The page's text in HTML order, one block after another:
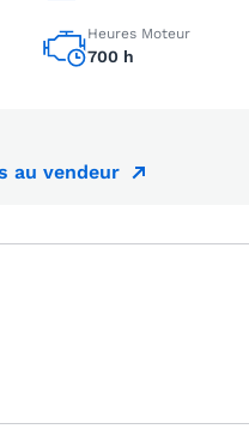
Heures Moteur
700 h
au vendeur